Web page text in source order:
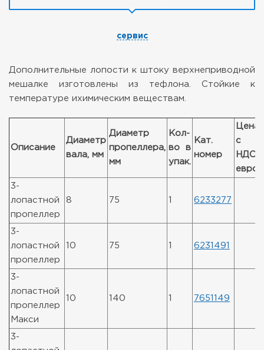
сервис
Дополнительные лопости к штоку верхнеприводной
мешалке изготовлены из тефлона. Стойкие к
температуре ихимическим веществам.
Описание
Диаметр
вала, мм
Диаметр
пропеллера,
мм
Кол-
во в
упак.
Кат.
номер
Цена
с
НДС,
евро
3-
лопастной
пропеллер
8 75 1 6233277
3-
лопастной
пропеллер
10 75 1 6231491
3-
лопастной
пропеллер
Макси
10 140 1 7651149
3-